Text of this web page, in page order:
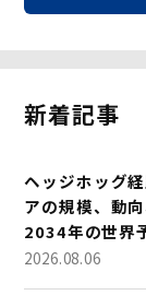
新着記事
ヘッジホッグ
アの規模、動
2034年の世界
2026.08.06